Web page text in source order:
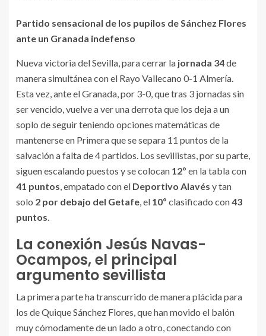
Partido sensacional de los pupilos de Sánchez Flores
ante un Granada indefenso
Nueva victoria del Sevilla, para cerrar la jornada 34de
manera simultánea con el Rayo Vallecano 0-1 Almería.
Esta vez, ante el Granada, por 3-0, que tras 3 jornadas sin
ser vencido, vuelve a ver una derrota que los deja a un
soplo de seguir teniendo opciones matemáticas de
mantenerse en Primera que se separa 11 puntos de la
salvación a falta de 4 partidos. Los sevillistas, por su parte,
siguen escalando puestos y se colocan 12º en la tabla con
41 puntos, empatado con el Deportivo Alavés y tan
solo 2 por debajo del Getafe, el 10º clasificado con43
puntos.
La conexión Jesús Navas-
Ocampos, el principal
argumento sevillista
La primera parte ha transcurrido de manera plácida para
los de Quique Sánchez Flores, que han movido el balón
muy cómodamente de un lado a otro, conectando con